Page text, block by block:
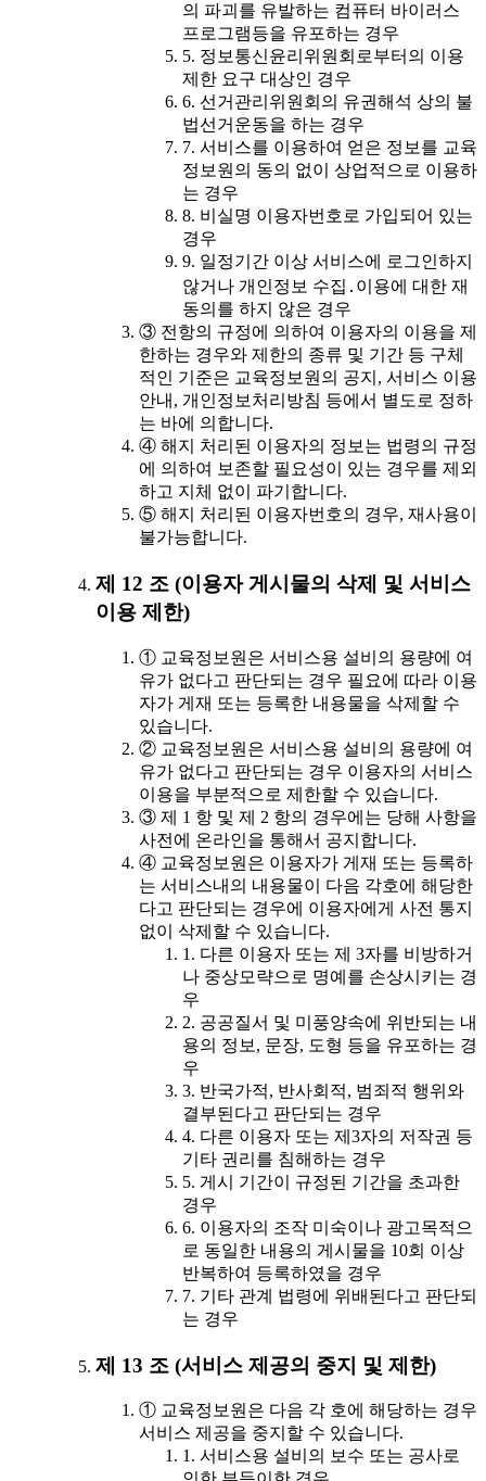
의 파괴를 유발하는 컴퓨터 바이러스
프로그램등을 유포하는 경우
5. 정보통신윤리위원회로부터의 이용
제한 요구 대상인 경우
6. 선거관리위원회의 유권해석 상의 불
법선거운동을 하는 경우
7. 서비스를 이용하여 얻은 정보를 교육
정보원의 동의 없이 상업적으로 이용하
는 경우
8. 비실명 이용자번호로 가입되어 있는
경우
9. 일정기간 이상 서비스에 로그인하지
않거나 개인정보 수집․이용에 대한 재
동의를 하지 않은 경우
③ 전항의 규정에 의하여 이용자의 이용을 제
한하는 경우와 제한의 종류 및 기간 등 구체
적인 기준은 교육정보원의 공지, 서비스 이용
안내, 개인정보처리방침 등에서 별도로 정하
는 바에 의합니다.
④ 해지 처리된 이용자의 정보는 법령의 규정
에 의하여 보존할 필요성이 있는 경우를 제외
하고 지체 없이 파기합니다.
⑤ 해지 처리된 이용자번호의 경우, 재사용이
불가능합니다.
제 12 조 (이용자 게시물의 삭제 및 서비스
이용 제한)
① 교육정보원은 서비스용 설비의 용량에 여
유가 없다고 판단되는 경우 필요에 따라 이용
자가 게재 또는 등록한 내용물을 삭제할 수
있습니다.
② 교육정보원은 서비스용 설비의 용량에 여
유가 없다고 판단되는 경우 이용자의 서비스
이용을 부분적으로 제한할 수 있습니다.
③ 제 1 항 및 제 2 항의 경우에는 당해 사항을
사전에 온라인을 통해서 공지합니다.
④ 교육정보원은 이용자가 게재 또는 등록하
는 서비스내의 내용물이 다음 각호에 해당한
다고 판단되는 경우에 이용자에게 사전 통지
없이 삭제할 수 있습니다.
1. 다른 이용자 또는 제 3자를 비방하거
나 중상모략으로 명예를 손상시키는 경
우
2. 공공질서 및 미풍양속에 위반되는 내
용의 정보, 문장, 도형 등을 유포하는 경
우
3. 반국가적, 반사회적, 범죄적 행위와
결부된다고 판단되는 경우
4. 다른 이용자 또는 제3자의 저작권 등
기타 권리를 침해하는 경우
5. 게시 기간이 규정된 기간을 초과한
경우
6. 이용자의 조작 미숙이나 광고목적으
로 동일한 내용의 게시물을 10회 이상
반복하여 등록하였을 경우
7. 기타 관계 법령에 위배된다고 판단되
는 경우
제 13 조 (서비스 제공의 중지 및 제한)
① 교육정보원은 다음 각 호에 해당하는 경우
서비스 제공을 중지할 수 있습니다.
1. 서비스용 설비의 보수 또는 공사로